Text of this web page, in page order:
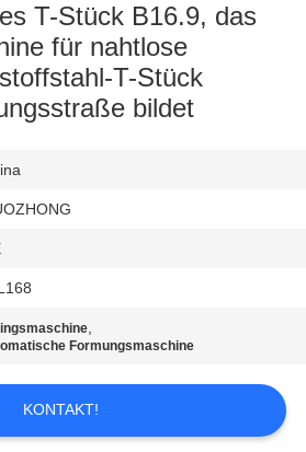
T-Stück B16.9, das
für nahtlose
T-Stück
bildet
,
Formungsmaschine
KONTAKT!